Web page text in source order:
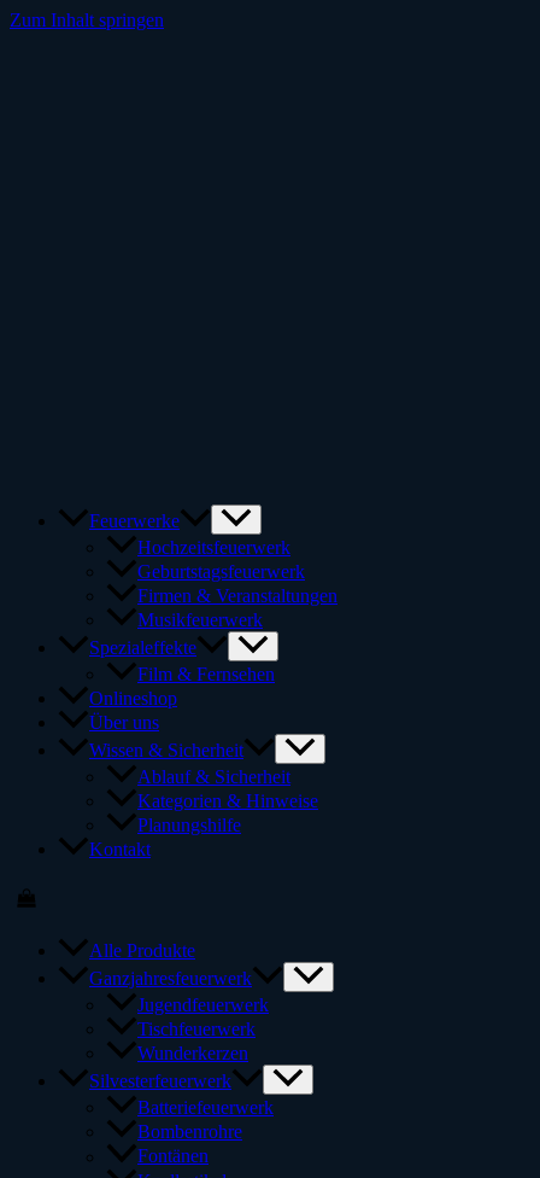
Zum Inhalt springen
Feuerwerke
Hochzeitsfeuerwerk
Geburtstagsfeuerwerk
Firmen & Veranstaltungen
Musikfeuerwerk
Spezialeffekte
Film & Fernsehen
Onlineshop
Über uns
Wissen & Sicherheit
Ablauf & Sicherheit
Kategorien & Hinweise
Planungshilfe
Kontakt
Alle Produkte
Ganzjahresfeuerwerk
Jugendfeuerwerk
Tischfeuerwerk
Wunderkerzen
Silvesterfeuerwerk
Batteriefeuerwerk
Bombenrohre
Fontänen